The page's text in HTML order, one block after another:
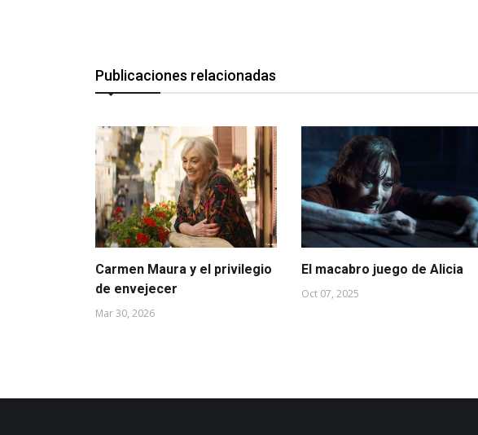
Publicaciones relacionadas
Carmen Maura y el privilegio
de envejecer
Mar 30, 2026
El macabro juego de Alicia
Oct 07, 2025